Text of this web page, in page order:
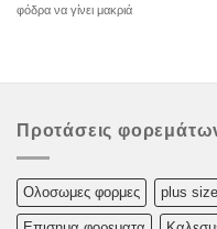
φόδρα να γίνει μακριά
Προτάσεις
Oλoσωμες φoρμες plus size